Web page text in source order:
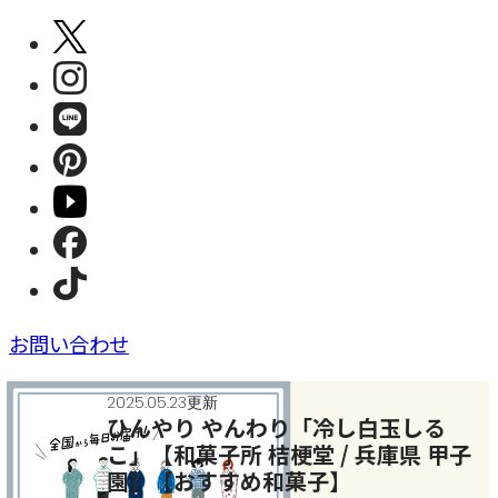
お問い合わせ
2025.05.23更新
ひんやり やんわり「冷し白玉しる
こ」【和菓子所 桔梗堂 / 兵庫県 甲子
園】【おすすめ和菓子】